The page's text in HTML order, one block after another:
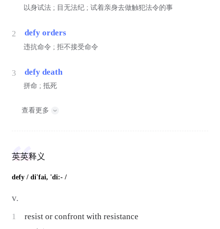
以身试法 ; 目无法纪 ; 试着亲身去做触犯法令的事
2 defy orders
违抗命令 ; 拒不接受命令
3 defy death
拼命 ; 抵死
查看更多
英英释义
defy / di'fai, 'di:- /
v.
1 resist or confront with resistance